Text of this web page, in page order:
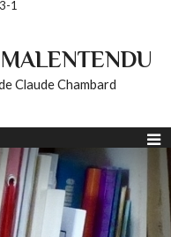
1
Claude Chambard